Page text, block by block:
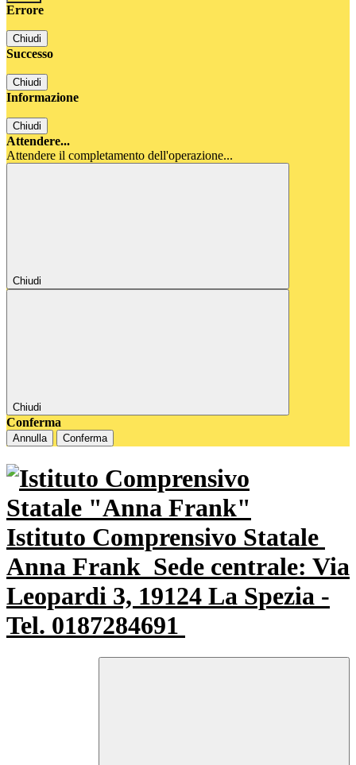
Errore
Chiudi
Successo
Chiudi
Informazione
Chiudi
Attendere...
Attendere il completamento dell'operazione...
Chiudi
Chiudi
Conferma
Annulla Conferma
Istituto Comprensivo Statale
Anna Frank Sede centrale: Via
Leopardi 3, 19124 La Spezia -
Tel. 0187284691